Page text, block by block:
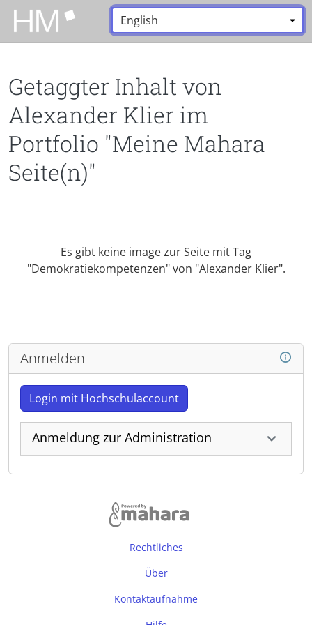
Zum Hauptinhalt zurückspringen
Sprache:
Getaggter Inhalt von
Alexander Klier im
Portfolio "Meine Mahara
Seite(n)"
Es gibt keine image zur Seite mit Tag
"Demokratiekompetenzen" von "Alexander Klier".
Anmelden
Login mit Hochschulaccount
Anmeldung zur Administration
Rechtliches
Über
Kontaktaufnahme